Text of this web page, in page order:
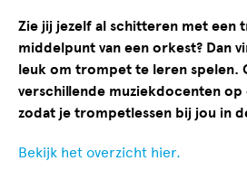
Zie jij jezelf al schitteren met een
middelpunt van een orkest? Dan
leuk om trompet te leren spelen.
verschillende muziekdocenten
zodat je trompetlessen bij jou in
Bekijk het overzicht hier.